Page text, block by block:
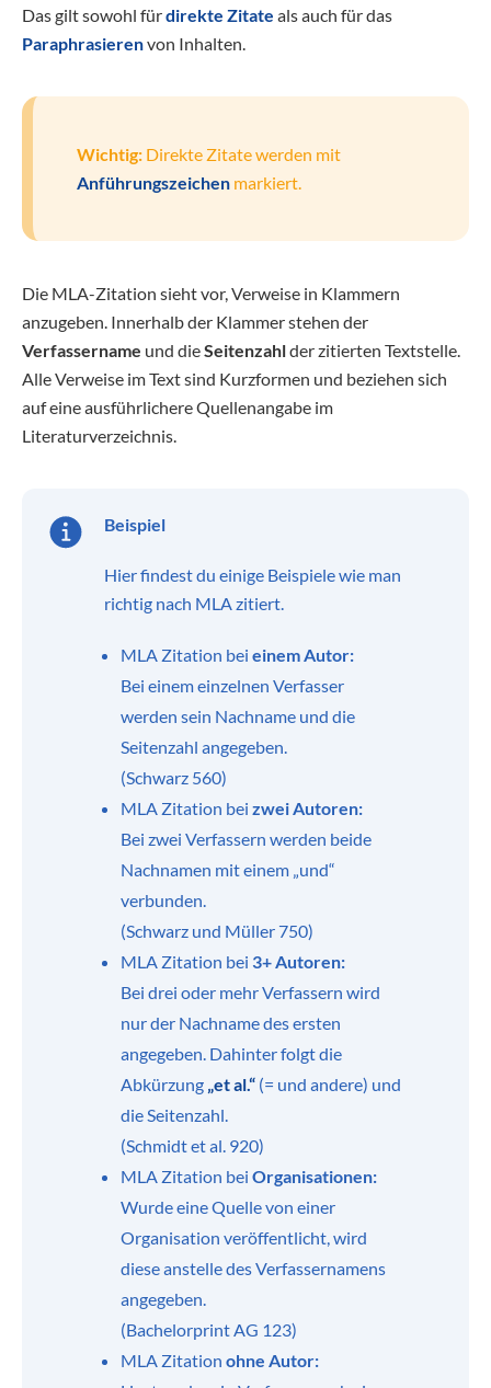
Das gilt sowohl fürdirekte Zitate als auch für das
Paraphrasierenvon Inhalten.
Wichtig: Direkte Zitate werden mit
Anführungszeichen markiert.
Die MLA-Zitation sieht vor, Verweise in Klammern
anzugeben. Innerhalb der Klammer stehen der
Verfassername und dieSeitenzahlder zitierten Textstelle.
Alle Verweise im Text sind Kurzformen und beziehen sich
auf eine ausführlichere Quellenangabe im
Literaturverzeichnis.
Beispiel
Hier findest du einige Beispiele wie man
richtig nach MLA zitiert.
MLA Zitation bei einem Autor:
Bei einem einzelnen Verfasser
werden sein Nachname und die
Seitenzahl angegeben.
(Schwarz 560)
MLA Zitation bei zwei Autoren:
Bei zwei Verfassern werden beide
Nachnamen mit einem „und“
verbunden.
(Schwarz und Müller 750)
MLA Zitation bei 3+ Autoren:
Bei drei oder mehr Verfassern wird
nur der Nachname des ersten
angegeben. Dahinter folgt die
Abkürzung „et al.“ (= und andere) und
die Seitenzahl.
(Schmidt et al. 920)
MLA Zitation bei Organisationen:
Wurde eine Quelle von einer
Organisation veröffentlicht, wird
diese anstelle des Verfassernamens
angegeben.
(Bachelorprint AG 123)
MLA Zitation ohne Autor: